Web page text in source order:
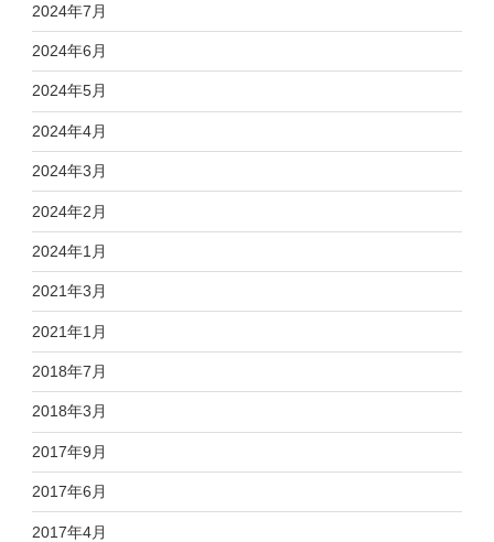
2024年7月
2024年6月
2024年5月
2024年4月
2024年3月
2024年2月
2024年1月
2021年3月
2021年1月
2018年7月
2018年3月
2017年9月
2017年6月
2017年4月